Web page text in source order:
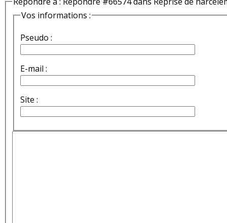
Vos informations :
Pseudo :
E-mail :
Site :